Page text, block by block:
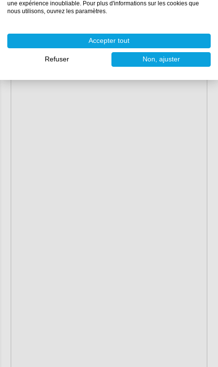
une expérience inoubliable. Pour plus d'informations sur les cookies que
nous utilisons, ouvrez les paramètres.
Accepter tout
Refuser Non, ajuster